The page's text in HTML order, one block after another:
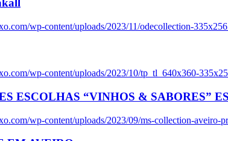
wp-content/uploads/2023/11/odecollection-
wp-content/uploads/2023/10/tp_tl_640x360-
ESCOLHAS “VINHOS & SABORES”
wp-content/uploads/2023/09/ms-collection-aveiro-